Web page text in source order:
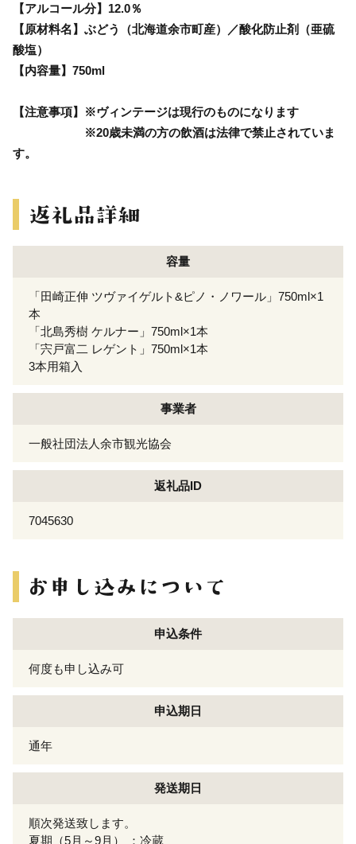
【アルコール分】12.0％
【原材料名】ぶどう（北海道余市町産）／酸化防止剤（亜硫
酸塩）
【内容量】750ml
【注意事項】※ヴィンテージは現行のものになります
※20歳未満の方の飲酒は法律で禁止されていま
す。
容量
「田崎正伸 ツヴァイゲルト&ピノ・ノワール」750ml×1
本
「北島秀樹 ケルナー」750ml×1本
「宍戸富二 レゲント」750ml×1本
3本用箱入
事業者
一般社団法人余市観光協会
返礼品ID
7045630
申込条件
何度も申し込み可
申込期日
通年
発送期日
順次発送致します。
夏期（5月～9月） ：冷蔵